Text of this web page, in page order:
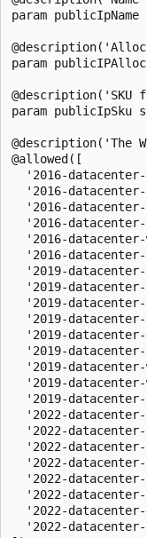
param
param
param publicIpSku
@description('The
@allowed([
'2016-
'2016-
'2016-
'2016-
'2016-
'2016-
'2019-
'2019-
'2019-
'2019-
'2019-
'2019-
'2019-
'2019-
'2019-
'2022-
'2022-
'2022-
'2022-
'2022-
'2022-
'2022-datacenter-
'2022-